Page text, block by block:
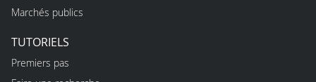
Marchés publics
TUTORIELS
Premiers pas